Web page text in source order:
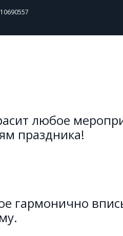
любое
праздника!
гармонично